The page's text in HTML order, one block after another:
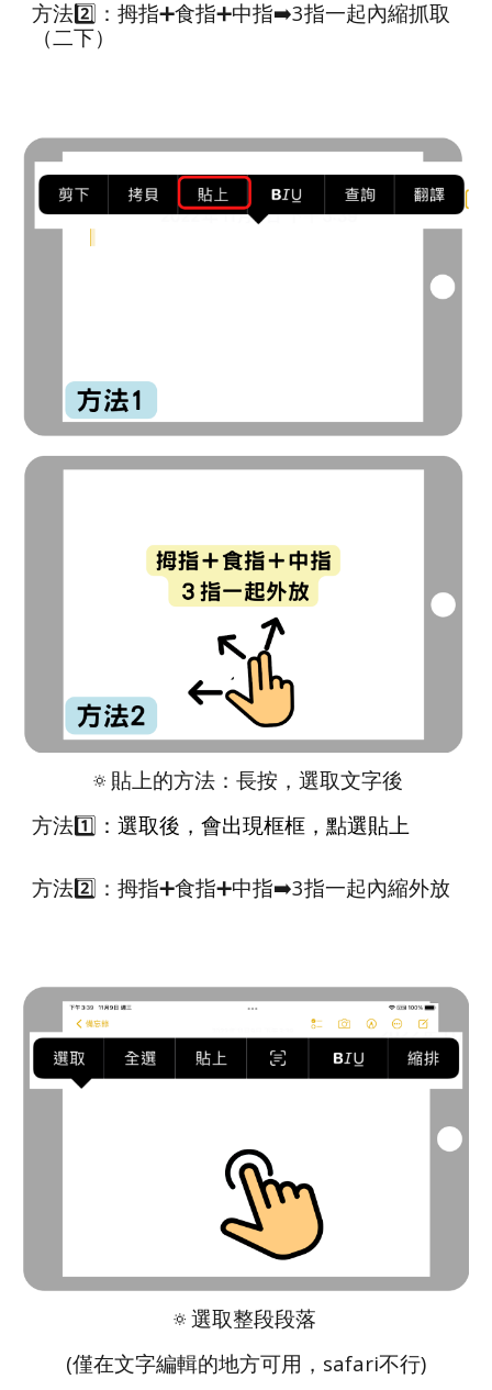
方法2️⃣ ：拇指➕食指➕中指➡️3指一起內縮抓取
（二下）
🔅 貼上的方法：長按，選取文字後
方法1️⃣ ：選取後，會出現框框，點選貼上
方法2️⃣ ：拇指➕食指➕中指➡️3指一起內縮外放
🔅 選取整段段落
(僅在文字編輯的地方可用，safari不行)